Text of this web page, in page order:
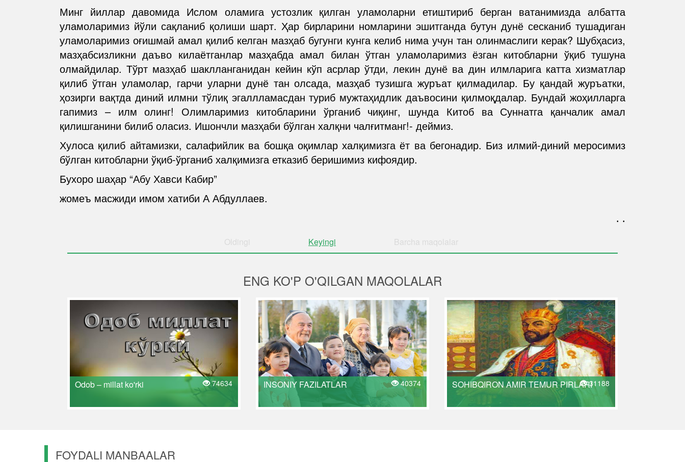
Минг йиллар давомида Ислом оламига устозлик қилган уламоларни етиштириб берган ватанимизда албатта
уламоларимиз йўли сақланиб қолиши шарт. Ҳар бирларини номларини эшитганда бутун дунё сесканиб тушадиган
уламоларимиз оғишмай амал қилиб келган мазҳаб бугунги кунга келиб нима учун тан олинмаслиги керак? Шубҳасиз,
мазҳабсизликни даъво килаётганлар мазҳабда амал билан ўтган уламоларимиз ёзган китобларни ўқиб тушуна
олмайдилар. Тўрт мазҳаб шаклланганидан кейин кўп асрлар ўтди, лекин дунё ва дин илмларига катта хизматлар
қилиб ўтган уламолар, гарчи уларни дунё тан олсада, мазҳаб тузишга журъат қилмадилар. Бу қандай журъатки,
ҳозирги вақтда диний илмни тўлиқ эгаллламасдан туриб мужтаҳидлик даъвосини қилмоқдалар. Бундай жоҳилларга
гапимиз – илм олинг! Олимларимиз китобларини ўрганиб чиқинг, шунда Китоб ва Суннатга қанчалик амал
қилишганини билиб оласиз. Ишончли мазҳаби бўлган халқни чалғитманг!- деймиз.
Хулоса қилиб айтамизки, салафийлик ва бошқа оқимлар халқимизга ёт ва бегонадир. Биз илмий-диний меросимиз
бўлган китобларни ўқиб-ўрганиб халқимизга етказиб беришимиз кифоядир.
Бухоро шаҳар “Абу Хавси Кабир”
жомеъ масжиди имом хатиби А Абдуллаев.
. .
Oldingi Keyingi Barcha maqolalar
ENG KO'P O'QILGAN MAQOLALAR
Odob – millat ko'rki 74634 INSONIY FAZILATLAR 40374 SOHIBQIRON AMIR TEMUR PIRLARI31188
FOYDALI MANBAALAR